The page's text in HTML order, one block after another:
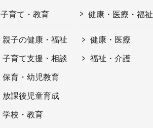
子育て・教育
親子の健康・福祉
子育て支援・相談
保育・幼児教育
放課後児童育成
学校・教育
健康・医療・福祉
健康・医療
福祉・介護